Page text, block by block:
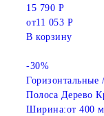
15 790 Р
от11 053 Р
В корзину
-30%
Полоса Дерево
Ширина:от 400